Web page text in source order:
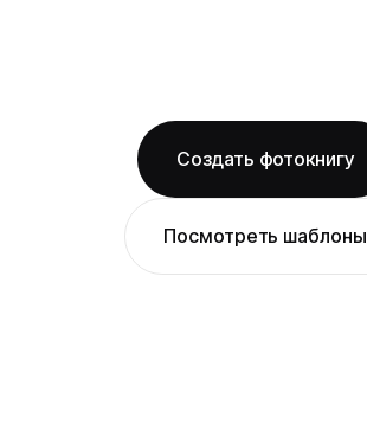
Создать фотокнигу
Посмотреть шаблоны